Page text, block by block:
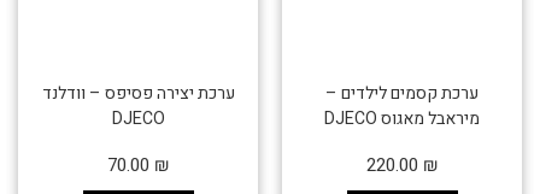
ערכת קסמים לילדים –
מיראבל מאגוס DJECO
220.00 ₪
ערכת יצירה פסיפס – וודלנד
DJECO
70.00 ₪